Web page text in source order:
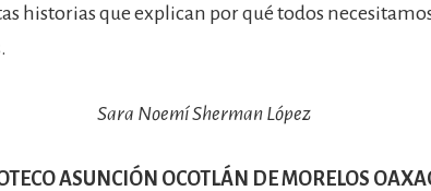
historias que explican por qué todos
Sara Noemí Sherman López
ASUNCIÓN OCOTLÁN DE MORELOS